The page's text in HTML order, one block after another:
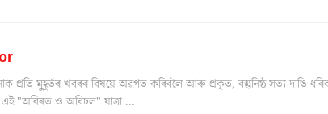
প্ৰতি মুহূৰ্তৰ খবৰৰ বিষয়ে অৱগত কৰিবলৈ আৰু প্ৰকৃত, বস্তুনিষ্ঠ সত্য দাঙি
"অবিৰত ও অবিচল" যাত্ৰা ...